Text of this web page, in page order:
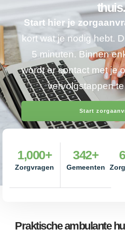
thuis.
Start hier je
kort wat je nodig hebt.
5 minuten. Binnen
wordt er contact met je
vervolgstappen
Start
Zorgvragen
1,000+
Gemeenten
342+
Praktische ambulante